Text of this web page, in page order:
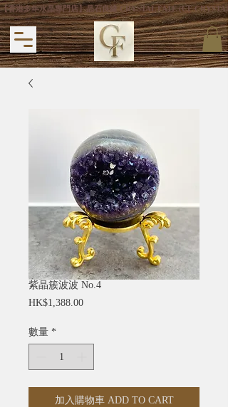
【香港多年水晶專門店】晶石良緣 CRYSTAL FATE (CF
紫晶簇波波 No.4
HK$1,388.00價
數量 *
加入購物車 ADD TO CART